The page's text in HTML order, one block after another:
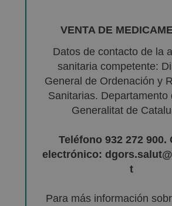
VENTA DE
Datos de contacto de la
sanitaria competente:
General de Ordenación y
Sanitarias. Departamento
Generalitat de
Teléfono 932 272 900.
electrónico:
t
Para más información